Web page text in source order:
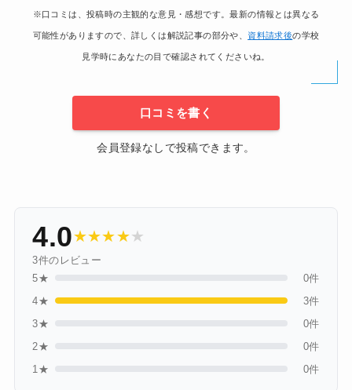
※口コミは、投稿時の主観的な意見・感想です。最新の情報とは異なる
可能性がありますので、詳しくは解説記事の部分や、 資料請求後の学校
見学時にあなたの目で確認されてくださいね。
口コミを書く
会員登録なしで投稿できます。
4.0★★★★★
3件のレビュー
5★
0件
4★
3件
3★
0件
2★
0件
1★
0件